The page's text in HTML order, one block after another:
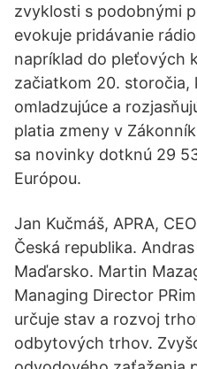
zvyklosti s podobnými
evokuje pridávanie
napríklad do pleťových
začiatkom 20. storočia,
omladzujúce a
platia zmeny v
sa novinky dotknú 29
Európou.
Jan Kučmáš, APRA,
Česká republika.
Maďarsko. Martin
Managing Director
určuje stav a rozvoj
odbytových trhov.